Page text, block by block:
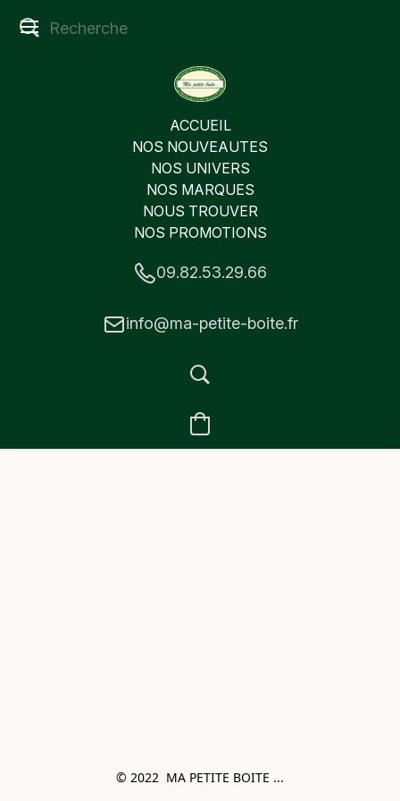
ACCUEIL
NOS NOUVEAUTES
NOS UNIVERS
NOS MARQUES
NOUS TROUVER
NOS PROMOTIONS
09.82.53.29.66
info@ma-petite-boite.fr
© 2022  MA PETITE BOITE ...